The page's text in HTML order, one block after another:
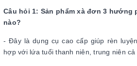
Câu hỏi 1: Sản phẩm xà đơn 3
nào?
- Đây là dụng cụ cao cấp giúp rèn
hợp với lứa tuổi thanh niên, trung niên cả